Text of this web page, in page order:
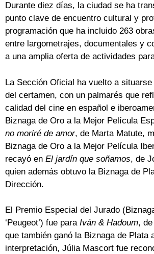
Durante diez días, la ciudad se ha
punto clave de encuentro cultural y
programación que ha incluido 263
entre largometrajes, documentales y
a una amplia oferta de actividades
La Sección Oficial ha vuelto a
del certamen, con un palmarés que
calidad del cine en español e
Biznaga de Oro a la Mejor Película
no moriré de amor, de Marta Matute,
Biznaga de Oro a la Mejor Película
recayó en El jardín que soñamos, de
quien además obtuvo la Biznaga de
Dirección.
El Premio Especial del Jurado
‘Peugeot’) fue para Iván & Hadoum,
que también ganó la Biznaga de Plata
interpretación, Júlia Mascort fue